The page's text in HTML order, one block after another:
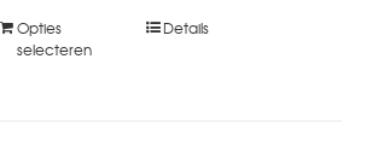
Opties
selecteren
Details